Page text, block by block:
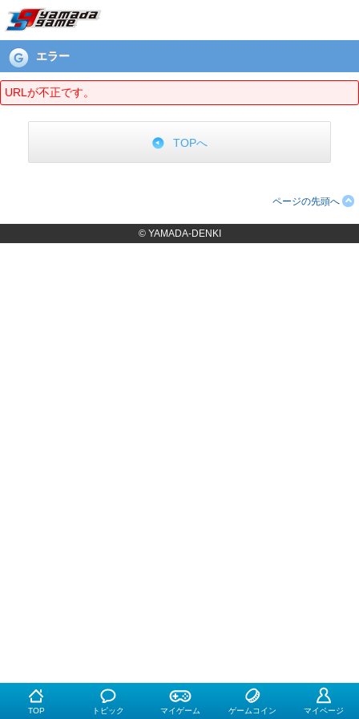
エラーページ
エラー
URLが不正です。
TOPへ
ページの先頭へ
© YAMADA-DENKI
TOP トピック マイゲーム ゲームコイン マイページ